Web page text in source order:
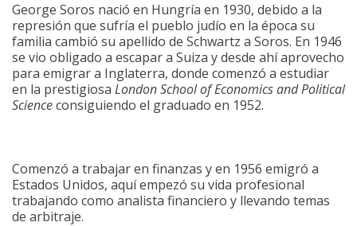
George Soros nació en Hungría en 1930, debido a la
represión que sufría el pueblo judío en la época su
familia cambió su apellido de Schwartz a Soros. En 1946
se vio obligado a escapar a Suiza y desde ahí aprovecho
para emigrar a Inglaterra, donde comenzó a estudiar
en la prestigiosa London School of Economics and Political
Scienceconsiguiendo el graduado en 1952.
Comenzó a trabajar en finanzas y en 1956 emigró a
Estados Unidos, aquí empezó su vida profesional
trabajando como analista financiero y llevando temas
de arbitraje.